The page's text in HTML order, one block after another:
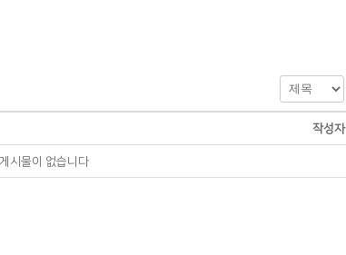
작성자
시물이 없습니다